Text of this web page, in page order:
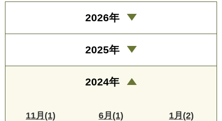
2026年
2025年
2024年
11月(1) 6月(1) 1月(2)